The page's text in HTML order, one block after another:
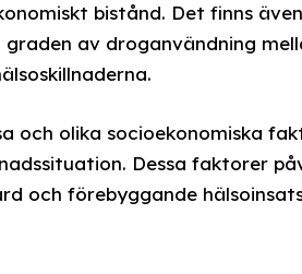
bistånd. Det finns
av droganvändning
och olika socioekonomiska
Dessa faktorer
och förebyggande